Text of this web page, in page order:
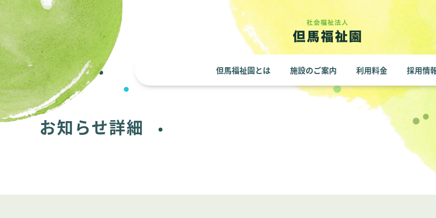
但馬福祉園とは 施設のご案内 利用料金 採用情
お知らせ詳細